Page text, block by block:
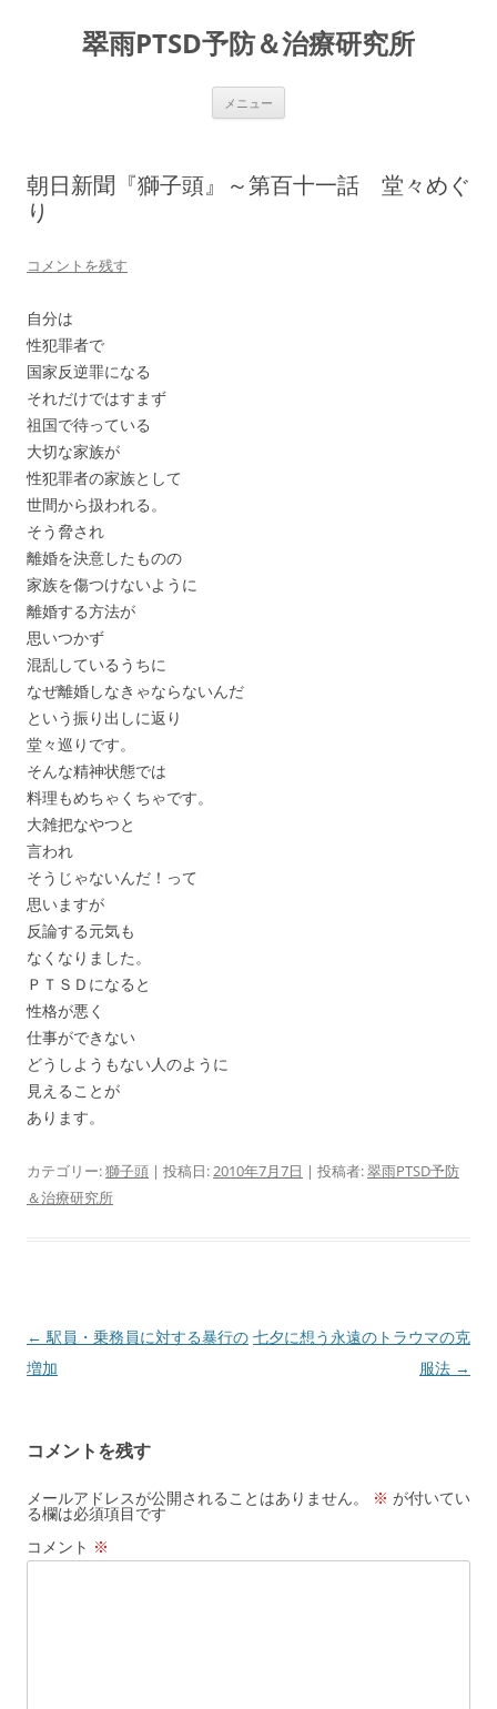
翠雨PTSD予防＆治療研究所
メニュー
朝日新聞『獅子頭』～第百十一話 堂々めぐ
り
コメントを残す
自分は
性犯罪者で
国家反逆罪になる
それだけではすまず
祖国で待っている
大切な家族が
性犯罪者の家族として
世間から扱われる。
そう脅され
離婚を決意したものの
家族を傷つけないように
離婚する方法が
思いつかず
混乱しているうちに
なぜ離婚しなきゃならないんだ
という振り出しに返り
堂々巡りです。
そんな精神状態では
料理もめちゃくちゃです。
大雑把なやつと
言われ
そうじゃないんだ！って
思いますが
反論する元気も
なくなりました。
ＰＴＳＤになると
性格が悪く
仕事ができない
どうしようもない人のように
見えることが
あります。
カテゴリー:獅子頭 | 投稿日:2010年7月7日 | 投稿者:翠雨PTSD予防
＆治療研究所
投
稿
ゲ
ー
シ
ョ
← 駅員・乗務員に対する暴行の
増加
七夕に想う永遠のトラウマの克
服法 →
コメントを残す
メールアドレスが公開されることはありません。 ※ が付いてい
る欄は必須項目です
コメント ※